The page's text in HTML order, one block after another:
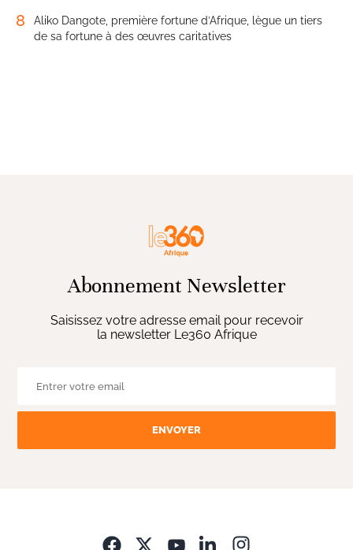
8
Aliko Dangote, première fortune d’Afrique, lègue un tiers
de sa fortune à des œuvres caritatives
Abonnement Newsletter
Saisissez votre adresse email pour recevoir
la newsletter Le360 Afrique
ENVOYER